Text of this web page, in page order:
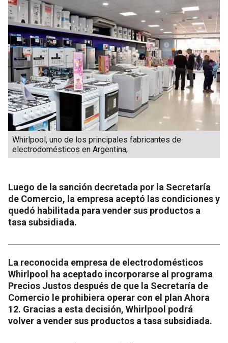
Whirlpool, uno de los principales fabricantes de
electrodomésticos en Argentina,
Luego de la sanción decretada por la Secretaría
de Comercio, la empresa aceptó las condiciones y
quedó habilitada para vender sus productos a
tasa subsidiada.
La reconocida empresa de electrodomésticos
Whirlpool ha aceptado incorporarse al programa
Precios Justos después de que la Secretaría de
Comercio le prohibiera operar con el plan Ahora
12. Gracias a esta decisión, Whirlpool podrá
volver a vender sus productos a tasa subsidiada.